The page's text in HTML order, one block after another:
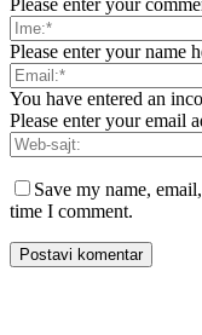
Please enter your
Please enter your name
You have entered an
Please enter your email
Save my name,
time I comment.